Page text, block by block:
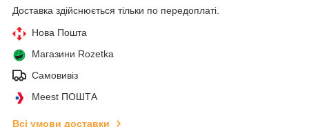
Доставка здійснюється тільки по передоплаті.
Нова Пошта
Магазини Rozetka
Самовивіз
Meest ПОШТА
Всі умови доставки